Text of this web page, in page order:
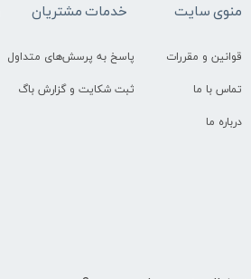
خدمات مشتریان
پاسخ به پرسش‌های متداول
ثبت شکایت و گزارش باگ
منوی سایت
قوانین و مقررات
تماس با ما
درباره ما